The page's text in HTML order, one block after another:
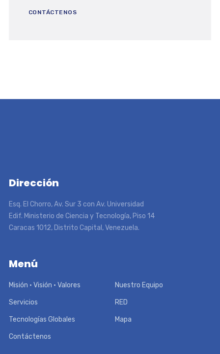
CONTÁCTENOS
Dirección
Esq. El Chorro, Av. Sur 3 con Av. Universidad
Edif. Ministerio de Ciencia y Tecnología, Piso 14
Caracas 1012, Distrito Capital, Venezuela.
Menú
Misión • Visión • Valores Nuestro Equipo
Servicios RED
Tecnologías Globales Mapa
Contáctenos